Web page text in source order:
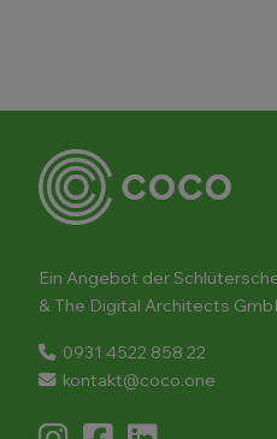
Ein Angebot der
& The Digital Architects
0931 4522 858 22
kontakt@coco.one